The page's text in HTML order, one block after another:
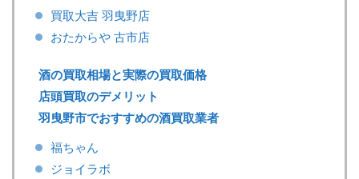
買取大吉 羽曳野店
おたからや 古市店
酒の買取相場と実際の買取価格
店頭買取のデメリット
羽曳野市でおすすめの酒買取業者
福ちゃん
ジョイラボ